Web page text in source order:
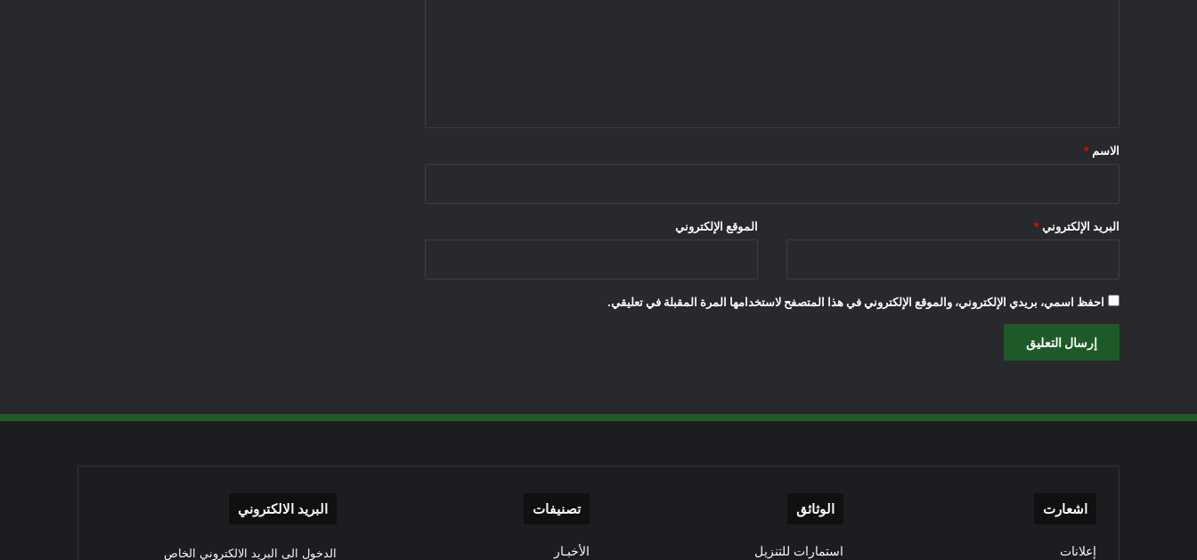
*
الاسم *
البريد الإلكتروني * الموقع الإلكتروني
احفظ اسمي، بريدي الإلكتروني، والموقع الإلكتروني في هذا المتصفح لاستخدامها المرة المقبلة في تعليقي.
اشعارت
إعلانات
الوثائق
استمارات للتنزيل
تصنيفات
الأخبـار
البريد الالكتروني
الدخول الى البريد الالكتروني الخاص